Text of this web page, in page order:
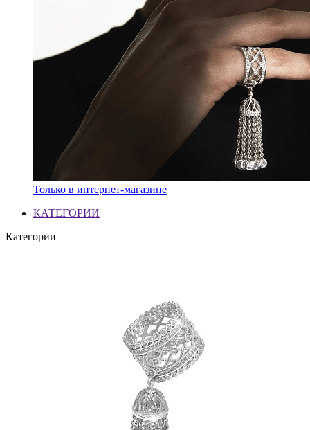
Только в интернет-магазине
КАТЕГОРИИ
Категории